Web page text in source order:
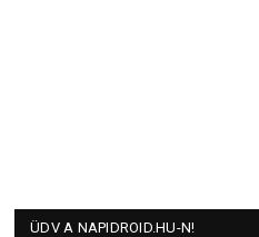
ÜDV A NAPIDROID.HU-N!